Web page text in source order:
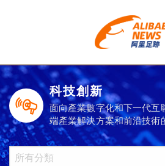
科技創新
面向產業數字化和下一代互
端產業解決方案和前沿技術